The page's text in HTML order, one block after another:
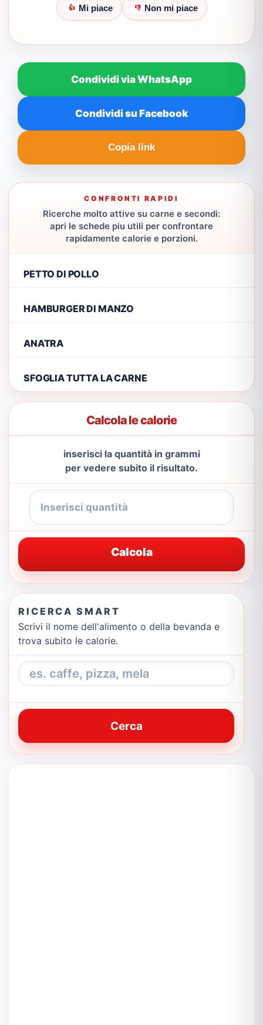
👍 Mi piace 👎 Non mi piace
Condividi via WhatsApp
Condividi su Facebook
Copia link
CONFRONTI RAPIDI
Ricerche molto attive su carne e secondi:
apri le schede piu utili per confrontare
rapidamente calorie e porzioni.
PETTO DI POLLO
HAMBURGER DI MANZO
ANATRA
SFOGLIA TUTTA LA CARNE
Calcola le calorie
inserisci la quantità in grammi
per vedere subito il risultato.
Calcola
RICERCA SMART
Scrivi il nome dell'alimento o della bevanda e
trova subito le calorie.
Cerca